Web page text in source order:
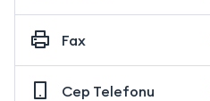
Fax
Cep Telefonu